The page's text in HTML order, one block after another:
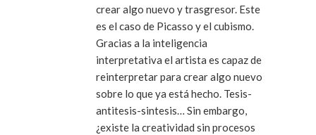
crear algo nuevo y trasgresor. Este
es el caso de Picasso y el cubismo.
Gracias a la inteligencia
interpretativa el artista es capaz de
reinterpretar para crear algo nuevo
sobre lo que ya está hecho. Tesis-
antitesis-sintesis… Sin embargo,
¿existe la creatividad sin procesos